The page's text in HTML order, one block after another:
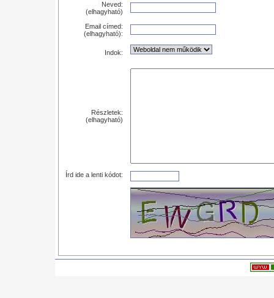
Neved:
(elhagyható)
Email címed:
(elhagyható):
Indok:
Részletek:
(elhagyható)
Írd ide a lenti kódot: